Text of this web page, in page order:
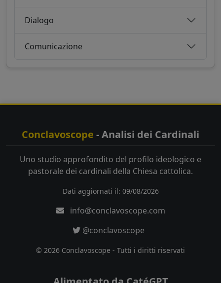
Dialogo
Comunicazione
Conclavoscope - Analisi dei Cardinali
Uno studio approfondito del profilo ideologico e
pastorale dei cardinali della Chiesa cattolica.
Dati aggiornati il: 09/08/2026
info@conclavoscope.com
@conclavoscope
© 2026 Conclavoscope - Tutti i diritti riservati